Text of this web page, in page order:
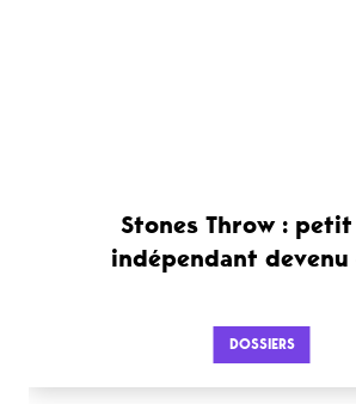
Stones Throw :
indépendant
DOSSIERS